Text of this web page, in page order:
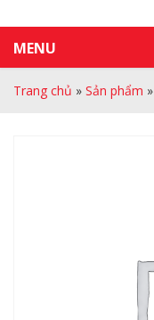
MENU
Trang chủ » Sản phẩm »